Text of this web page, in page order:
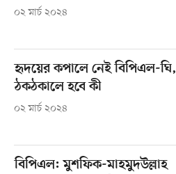
০২ মার্চ ২০২৪
হৃদয়ের কপালে নেই বিপিএল-ঘি,
ঠকঠকালে হবে কী
০২ মার্চ ২০২৪
বিপিএল: মুশফিক-মাহমুদউল্লাহ